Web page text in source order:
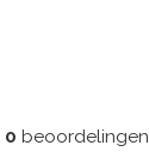
0 beoordelingen